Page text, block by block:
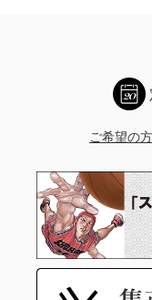
ご希望の